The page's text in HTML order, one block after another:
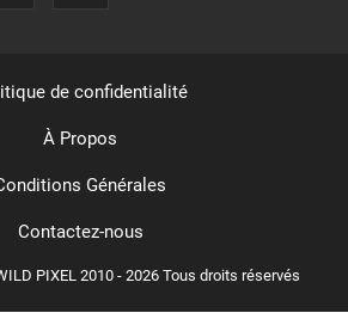
PIXEL 2010 - 2026 Tous droits réservés
de confidentialité
À Propos
Générales
Contactez-nous